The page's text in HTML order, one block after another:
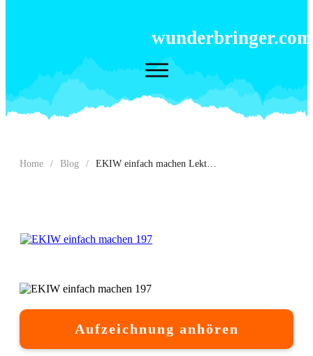
wunderbringer.com
Home / Blog / EKIW einfach machen Lektion 197
Aufzeichnung anhören